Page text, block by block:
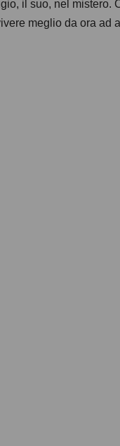
il suo, nel mistero.
meglio da ora ad